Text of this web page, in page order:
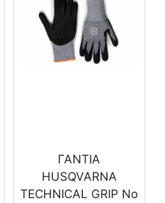
ΓΑΝΤΙΑ
HUSQVARNA
TECHNICAL GRIP No